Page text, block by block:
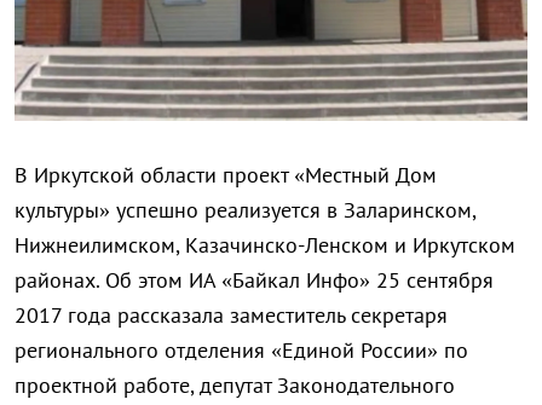
В Иркутской области проект «Местный Дом
культуры» успешно реализуется в Заларинском,
Нижнеилимском, Казачинско-Ленском и Иркутском
районах. Об этом ИА «Байкал Инфо» 25 сентября
2017 года рассказала заместитель секретаря
регионального отделения «Единой России» по
проектной работе, депутат Законодательного